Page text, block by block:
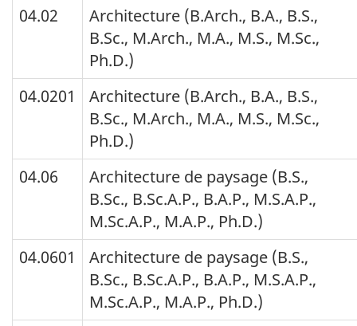
Canada
-
CPE
2000 :
changements
titres
seulement.
04.02
Architecture (B.Arch., B.A., B.S.,
B.Sc., M.Arch., M.A., M.S., M.Sc.,
Ph.D.)
04.0201
Architecture (B.Arch., B.A., B.S.,
B.Sc., M.Arch., M.A., M.S., M.Sc.,
Ph.D.)
04.06
Architecture de paysage (B.S.,
B.Sc., B.Sc.A.P., B.A.P., M.S.A.P.,
M.Sc.A.P., M.A.P., Ph.D.)
04.0601
Architecture de paysage (B.S.,
B.Sc., B.Sc.A.P., B.A.P., M.S.A.P.,
M.Sc.A.P., M.A.P., Ph.D.)